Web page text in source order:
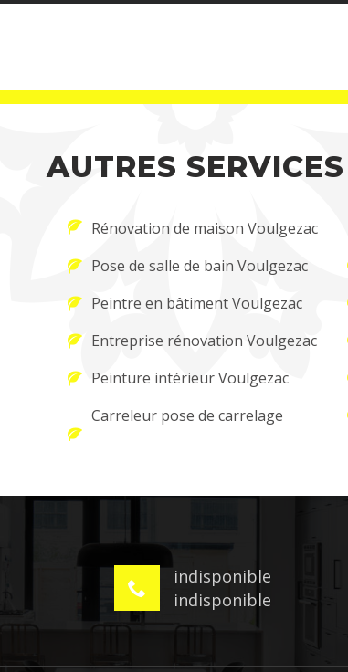
AUTRES SERVICES
Rénovation de maison Voulgezac
Pose de salle de bain Voulgezac
Peintre en bâtiment Voulgezac
Entreprise rénovation Voulgezac
Peinture intérieur Voulgezac
Carreleur pose de carrelage
indisponible
indisponible